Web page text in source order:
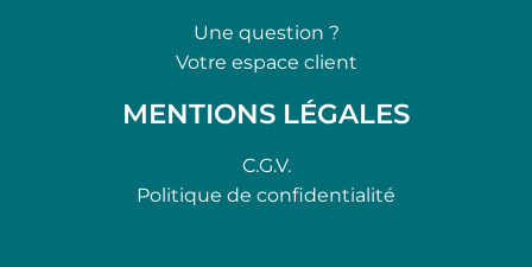
Une question ?
Votre espace client
MENTIONS LÉGALES
C.G.V.
Politique de confidentialité